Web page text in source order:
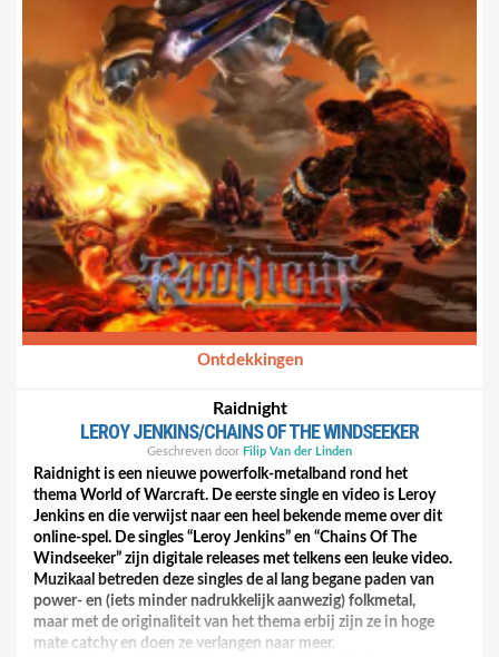
onderhoudend en gevarieerd album is geworden.
De band zelf bakent inzake referenties zijn terrein af met
Elder, Mars Red Sky en Weedpecker. Zelf zou ik daar nog een
paar andere richtingswijzers aan toevoegen, zoals Lurch,
Frayle, Mould, LA Witch, Willow Child, Tess Parks, Witchrot,
Nighthawker, Fuzzard, …
Mijn favoriete tracks van dit album zijn “Can’t Speak”, “Sheeps
In Clothes” en “Can’t Resist”. Na het beluisteren van ‘Far Away’
als album en ik vooral benieuwd hoe deze band hierna voort
zal evolueren.
De (eerste) reeks concerten voor de promotie van dit album
heeft enkel haltes in Oostenrijk, Duitsland en Italië. Dat
Vlaanderen daar niet bij hoort, is wel jammer, want deze band
heeft een prima live-reputatie opgebouwd als support voor
bekendere bands die in Wenen/Oostenrijk komen spelen.
https://www.youtube.com/watch?v=q6WmKEDIfs0
Ontdekkingen
Raidnight
LEROY JENKINS/CHAINS OF THE WINDSEEKER
Geschreven door Filip Van der Linden
Raidnight is een nieuwe powerfolk-metalband rond het
thema World of Warcraft. De eerste single en video is Leroy
Jenkins en die verwijst naar een heel bekende meme over dit
online-spel. De singles “Leroy Jenkins” en “Chains Of The
Windseeker” zijn digitale releases met telkens een leuke video.
Muzikaal betreden deze singles de al lang begane paden van
power- en (iets minder nadrukkelijk aanwezig) folkmetal,
maar met de originaliteit van het thema erbij zijn ze in hoge
mate catchy en doen ze verlangen naar meer.